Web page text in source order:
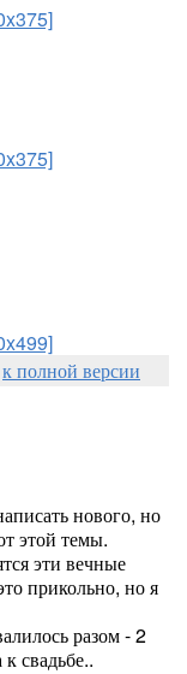
к полной версии
нового, но
этой темы.
эти вечные
прикольно, но я
разом - 2
свадьбе..